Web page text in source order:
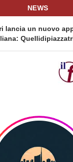
NEWS
lancia un nuovo